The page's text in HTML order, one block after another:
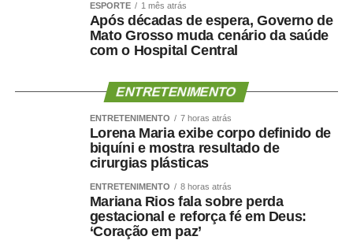
ESPORTE 1 mês atrás
Após décadas de espera, Governo de
Mato Grosso muda cenário da saúde
com o Hospital Central
ENTRETENIMENTO
ENTRETENIMENTO 7 horas atrás
Lorena Maria exibe corpo definido de
biquíni e mostra resultado de
cirurgias plásticas
ENTRETENIMENTO 8 horas atrás
Mariana Rios fala sobre perda
gestacional e reforça fé em Deus:
‘Coração em paz’